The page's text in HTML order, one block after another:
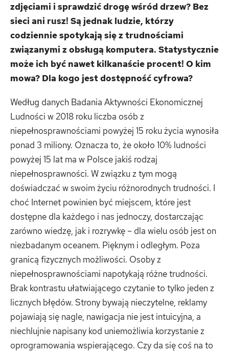
zdjęciami i sprawdzić drogę wśród drzew? Bez
sieci ani rusz! Są jednak ludzie, którzy
codziennie spotykają się z trudnościami
związanymi z obsługą komputera. Statystycznie
może ich być nawet kilkanaście procent! O kim
mowa? Dla kogo jest dostępność cyfrowa?
Według danych Badania Aktywności Ekonomicznej
Ludności w 2018 roku liczba osób z
niepełnosprawnościami powyżej 15 roku życia wynosiła
ponad 3 miliony. Oznacza to, że około 10% ludności
powyżej 15 lat ma w Polsce jakiś rodzaj
niepełnosprawności. W związku z tym mogą
doświadczać w swoim życiu różnorodnych trudności. I
choć Internet powinien być miejscem, które jest
dostępne dla każdego i nas jednoczy, dostarczając
zarówno wiedzę, jak i rozrywkę – dla wielu osób jest on
niezbadanym oceanem. Pięknym i odległym. Poza
granicą fizycznych możliwości. Osoby z
niepełnosprawnościami napotykają różne trudności.
Brak kontrastu ułatwiającego czytanie to tylko jeden z
licznych błędów. Strony bywają nieczytelne, reklamy
pojawiają się nagle, nawigacja nie jest intuicyjna, a
niechlujnie napisany kod uniemożliwia korzystanie z
oprogramowania wspierającego. Czy da się coś na to